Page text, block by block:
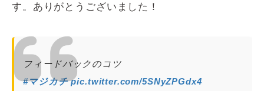
す。ありがとうございました！
フィードバックのコツ
#マジカチ pic.twitter.com/5SNyZPGdx4